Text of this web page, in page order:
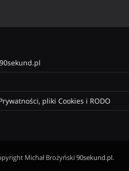
pliki Cookies i RODO
Michał Brożyński90sekund.pl.